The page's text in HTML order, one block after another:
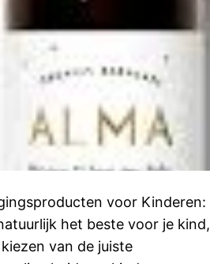
voor Kinderen:
het beste voor je kind,
van de juiste